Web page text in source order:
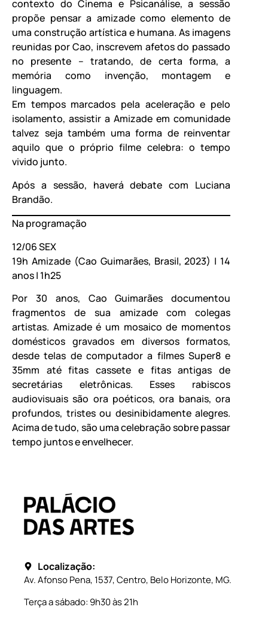
contexto do Cinema e Psicanálise, a sessão
propõe pensar a amizade como elemento de
uma construção artística e humana. As imagens
reunidas por Cao, inscrevem afetos do passado
no presente – tratando, de certa forma, a
memória como invenção, montagem e
linguagem.
Em tempos marcados pela aceleração e pelo
isolamento, assistir a Amizade em comunidade
talvez seja também uma forma de reinventar
aquilo que o próprio filme celebra: o tempo
vivido junto.
Após a sessão, haverá debate com Luciana
Brandão.
Na programação
12/06 SEX
19h Amizade (Cao Guimarães, Brasil, 2023) | 14
anos | 1h25
Por 30 anos, Cao Guimarães documentou
fragmentos de sua amizade com colegas
artistas. Amizade é um mosaico de momentos
domésticos gravados em diversos formatos,
desde telas de computador a filmes Super8 e
35mm até fitas cassete e fitas antigas de
secretárias eletrônicas. Esses rabiscos
audiovisuais são ora poéticos, ora banais, ora
profundos, tristes ou desinibidamente alegres.
Acima de tudo, são uma celebração sobre passar
tempo juntos e envelhecer.
Localização:
Av. Afonso Pena, 1537, Centro, Belo Horizonte, MG.
Terça a sábado: 9h30 às 21h